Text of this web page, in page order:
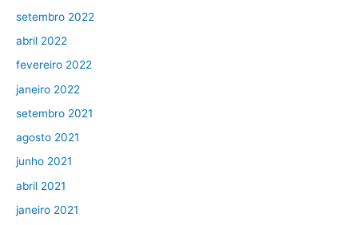
setembro 2022
abril 2022
fevereiro 2022
janeiro 2022
setembro 2021
agosto 2021
junho 2021
abril 2021
janeiro 2021